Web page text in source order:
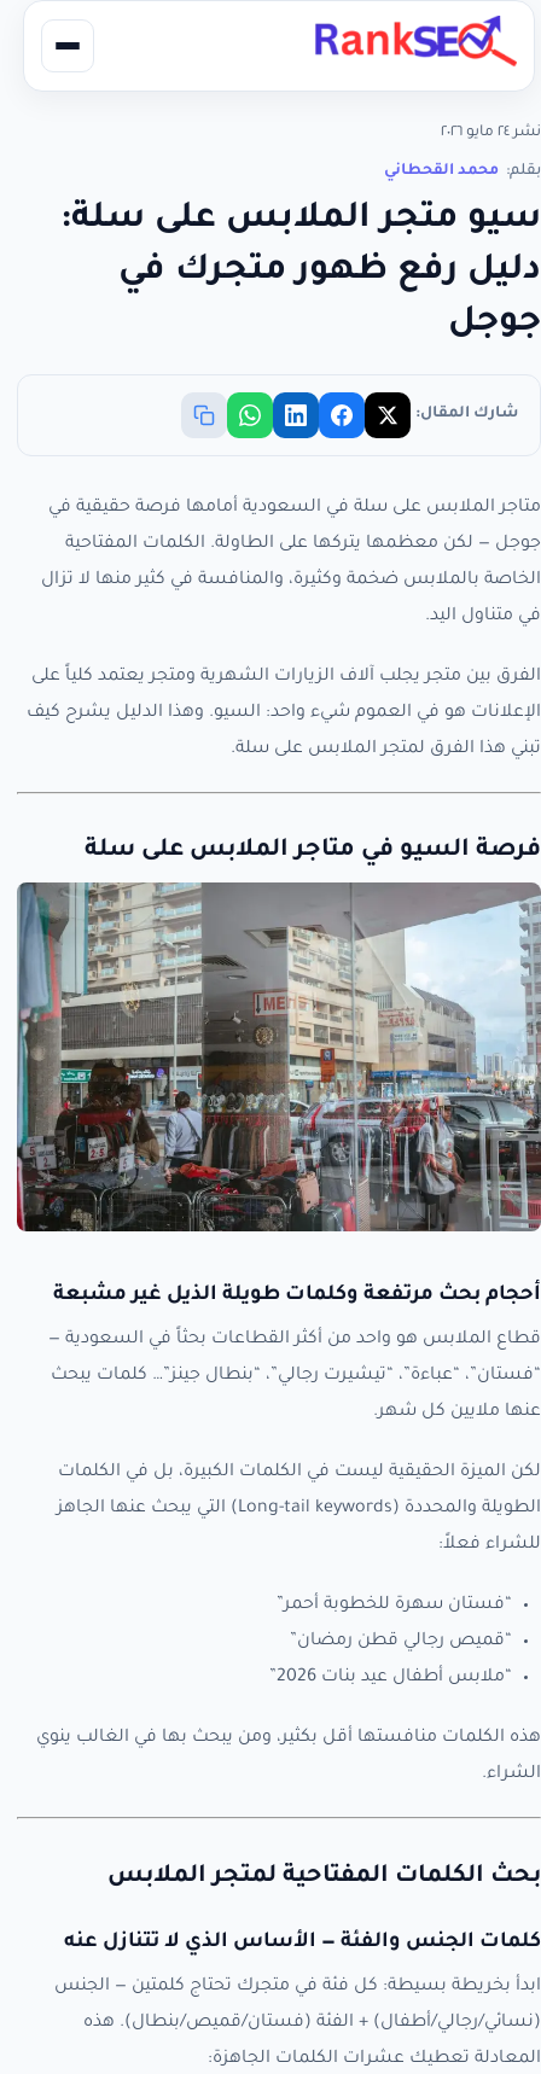
نشر ٢٤ مايو ٢٠٢٦
بقلم: محمد القحطاني
سيو متجر الملابس على سلة:
دليل رفع ظهور متجرك في
جوجل
شارك المقال:
متاجر الملابس على سلة في السعودية أمامها فرصة حقيقية في
جوجل — لكن معظمها يتركها على الطاولة. الكلمات المفتاحية
الخاصة بالملابس ضخمة وكثيرة، والمنافسة في كثير منها لا تزال
في متناول اليد.
الفرق بين متجر يجلب آلاف الزيارات الشهرية ومتجر يعتمد كلياً على
الإعلانات هو في العموم شيء واحد: السيو. وهذا الدليل يشرح كيف
تبني هذا الفرق لمتجر الملابس على سلة.
فرصة السيو في متاجر الملابس على سلة
أحجام بحث مرتفعة وكلمات طويلة الذيل غير مشبعة
قطاع الملابس هو واحد من أكثر القطاعات بحثاً في السعودية —
“فستان”، “عباءة”، “تيشيرت رجالي”، “بنطال جينز”… كلمات يبحث
عنها ملايين كل شهر.
لكن الميزة الحقيقية ليست في الكلمات الكبيرة، بل في الكلمات
الطويلة والمحددة (Long-tail keywords) التي يبحث عنها الجاهز
للشراء فعلاً:
“فستان سهرة للخطوبة أحمر”
“قميص رجالي قطن رمضان”
“ملابس أطفال عيد بنات 2026”
هذه الكلمات منافستها أقل بكثير، ومن يبحث بها في الغالب ينوي
الشراء.
بحث الكلمات المفتاحية لمتجر الملابس
كلمات الجنس والفئة — الأساس الذي لا تتنازل عنه
ابدأ بخريطة بسيطة: كل فئة في متجرك تحتاج كلمتين — الجنس
(نسائي/رجالي/أطفال) + الفئة (فستان/قميص/بنطال). هذه
المعادلة تعطيك عشرات الكلمات الجاهزة: